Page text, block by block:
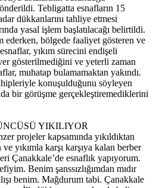
Tebligatta esnafların 15
dükkanlarını tahliye etmesi
yasal işlem başlatılacağı belirtildi.
ederken, bölgede faaliyet gösteren ve
yıkım sürecini endişeli
gösterilmediğini ve yeterli zaman
muhatap bulamamaktan yakındı.
konuşulduğunu söyleyen
bir görüşme gerçekleştiremediklerini
YIKILIYOR
projeler kapsamında yıkıldıktan
yıkımla karşı karşıya kalan berber
Çanakkale’de esnaflık yapıyorum.
Benim şanssızlığımdan mıdır
benim. Mağdurum tabi. Çanakkale